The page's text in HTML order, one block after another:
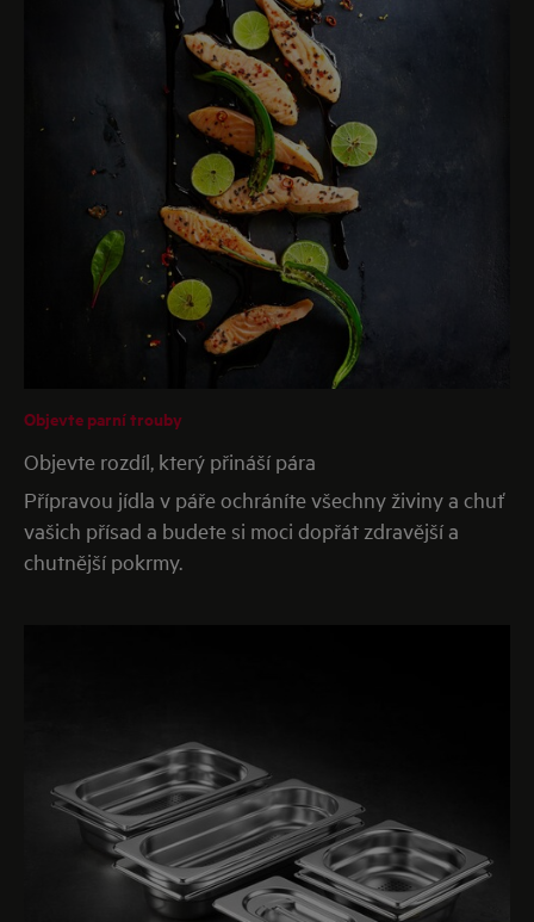
Objevte parní trouby
Objevte rozdíl, který přináší pára
Přípravou jídla v páře ochráníte všechny živiny a chuť
vašich přísad a budete si moci dopřát zdravější a
chutnější pokrmy.